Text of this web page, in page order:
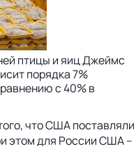
птицы и яиц Джеймс
порядка 7%
с 40% в
что США поставляли
этом для России США –